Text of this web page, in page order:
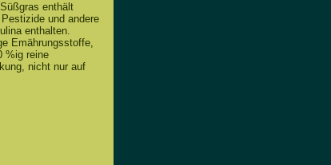
enthält
und andere
enthalten.
Emährungsstoffe,
%ig reine
nicht nur auf